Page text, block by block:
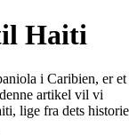
Haiti
i Caribien, er et
artikel vil vi
lige fra dets historie